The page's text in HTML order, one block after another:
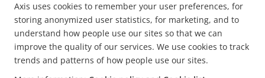
MEHR LESEN
Axis uses cookies to remember your user preferences, for
storing anonymized user statistics, for marketing, and to
understand how people use our sites so that we can
improve the quality of our services. We use cookies to track
trends and patterns of how people use our sites.